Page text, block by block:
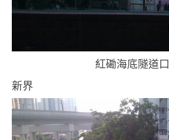
紅磡海底隧道口
新界